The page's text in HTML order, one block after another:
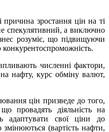
зростання цін на ті
спекулятивний, а виключно
розуміє, що підвищуючи
конкурентоспроможність.
численні фактори,
на нафту, курс обміну валют,
цін призведе до того,
провадять діяльність на
адаптувати свої ціни до
змінюються (вартість нафти,